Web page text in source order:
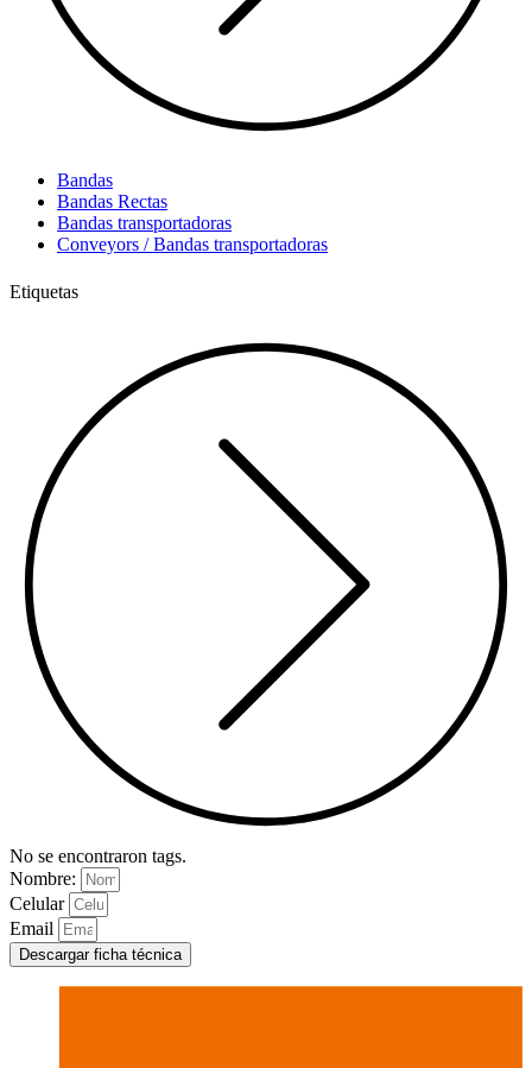
Bandas
Bandas Rectas
Bandas transportadoras
Conveyors / Bandas transportadoras
Etiquetas
No se encontraron tags.
Nombre:
Celular
Email
Descargar ficha técnica